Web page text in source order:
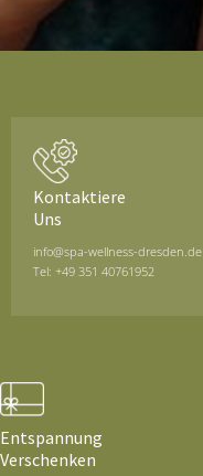
Kontaktiere
Uns
info@spa-wellness-dresden.de
Tel: +49 351 40761952
Entspannung
Verschenken